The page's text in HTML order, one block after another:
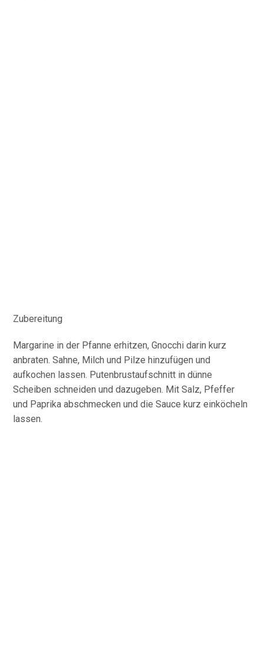
Zubereitung
Margarine in der Pfanne erhitzen, Gnocchi darin kurz
anbraten. Sahne, Milch und Pilze hinzufügen und
aufkochen lassen. Putenbrustaufschnitt in dünne
Scheiben schneiden und dazugeben. Mit Salz, Pfeffer
und Paprika abschmecken und die Sauce kurz einköcheln
lassen.